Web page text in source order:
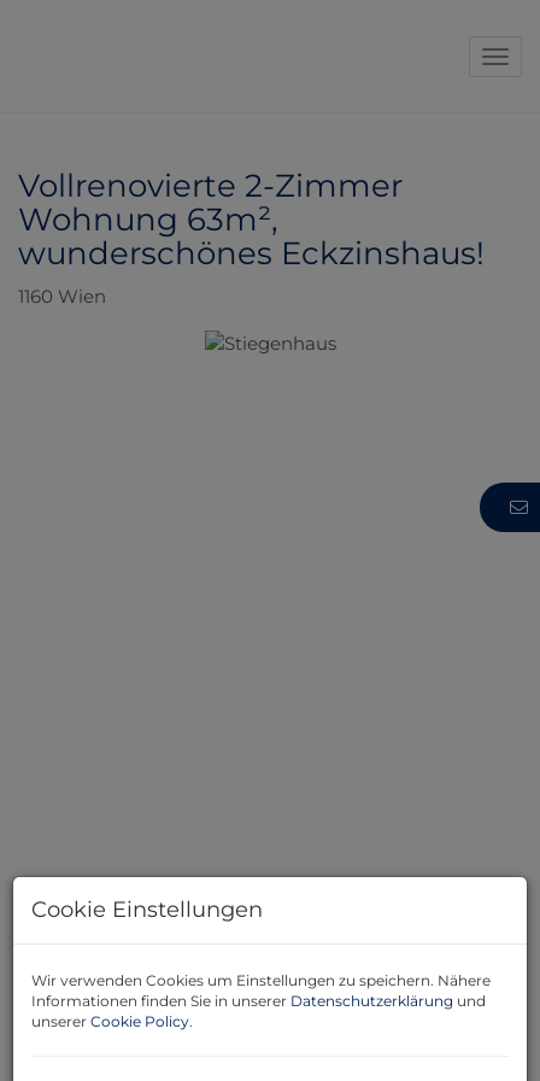
Vollrenovierte 2-Zimmer
Wohnung 63m²,
wunderschönes Eckzinshaus!
1160 Wien
Beschreibung
Cookie Einstellungen
Wir verwenden Cookies um Einstellungen zu speichern. Nähere
Informationen finden Sie in unserer Datenschutzerklärung und
unserer Cookie Policy.